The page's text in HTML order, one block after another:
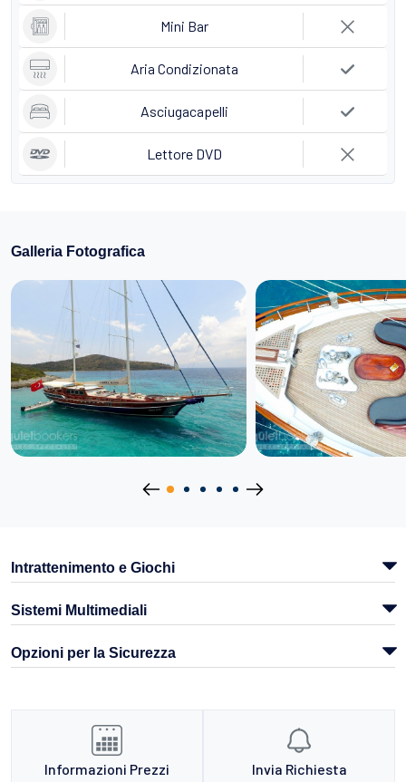
Mini Bar
Aria Condizionata
Asciugacapelli
Lettore DVD
Galleria Fotografica
Intrattenimento e Giochi
Sistemi Multimediali
Opzioni per la Sicurezza
Informazioni Prezzi Invia Richiesta